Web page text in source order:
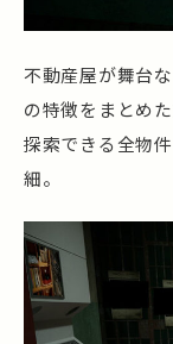
不動産屋が舞台
の特徴をまとめ
探索できる全物
細。